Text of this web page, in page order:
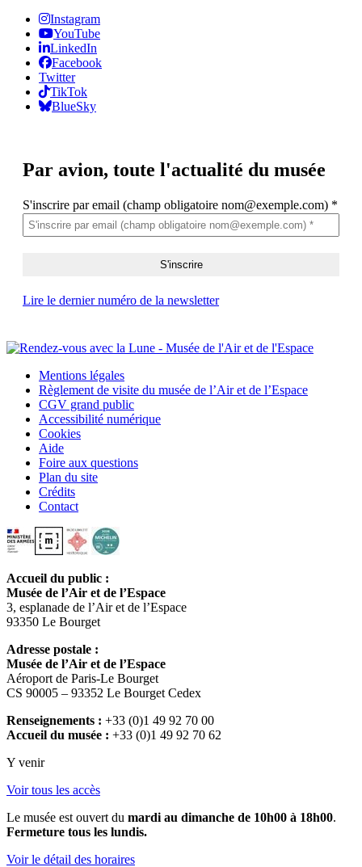
Instagram
YouTube
LinkedIn
Facebook
Twitter
TikTok
BlueSky
Par avion, toute l'actualité du musée
S'inscrire par email (champ obligatoire nom@exemple.com) *
Lire le dernier numéro de la newsletter
Mentions légales
Règlement de visite du musée de l’Air et de l’Espace
CGV grand public
Accessibilité numérique
Cookies
Aide
Foire aux questions
Plan du site
Crédits
Contact
Accueil du public :
Musée de l’Air et de l’Espace
3, esplanade de l’Air et de l’Espace
93350 Le Bourget
Adresse postale :
Musée de l’Air et de l’Espace
Aéroport de Paris-Le Bourget
CS 90005 – 93352 Le Bourget Cedex
Renseignements : +33 (0)1 49 92 70 00
Accueil du musée : +33 (0)1 49 92 70 62
Y venir
Voir tous les accès
Le musée est ouvert du mardi au dimanche de 10h00 à 18h00.
Fermeture tous les lundis.
Voir le détail des horaires